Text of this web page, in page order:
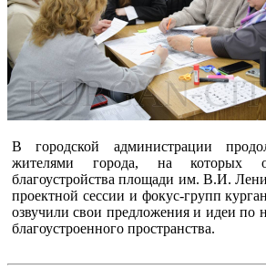
В городской администрации
жителями города, на которых
благоустройства площади им. В.И.
проектной сессии и фокус-групп
озвучили свои предложения и идеи по
благоустроенного пространства.